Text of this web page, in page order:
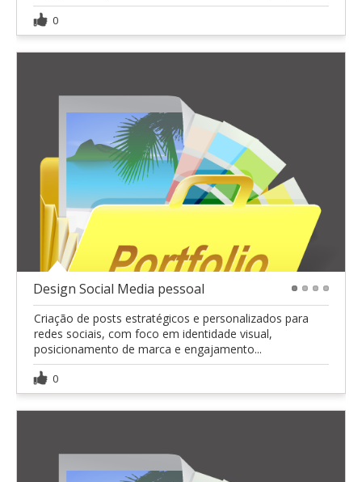
0
Design Social Media pessoal
Criação de posts estratégicos e personalizados para
redes sociais, com foco em identidade visual,
posicionamento de marca e engajamento...
0